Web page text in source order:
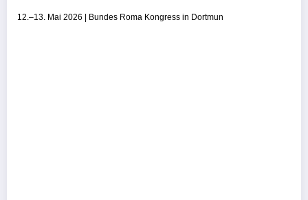
12.–13. Mai 2026 | Bundes Roma Kongress in Dortmun